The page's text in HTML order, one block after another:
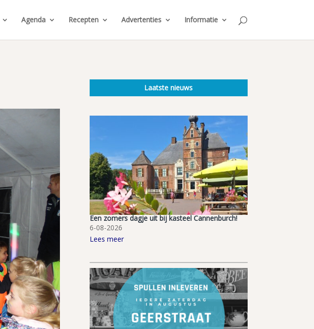
Agenda Recepten Advertenties Informatie
Laatste nieuws
Een zomers dagje uit bij kasteel Cannenburch!
6-08-2026
Lees meer